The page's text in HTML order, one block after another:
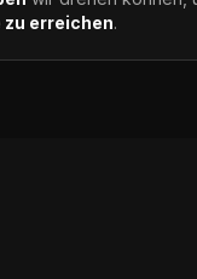
erreichen.